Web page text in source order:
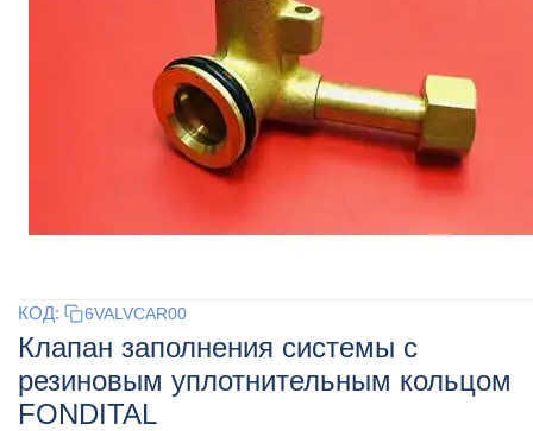
КОД: 6VALVCAR00
Клапан заполнения системы с
резиновым уплотнительным кольцом
FONDITAL